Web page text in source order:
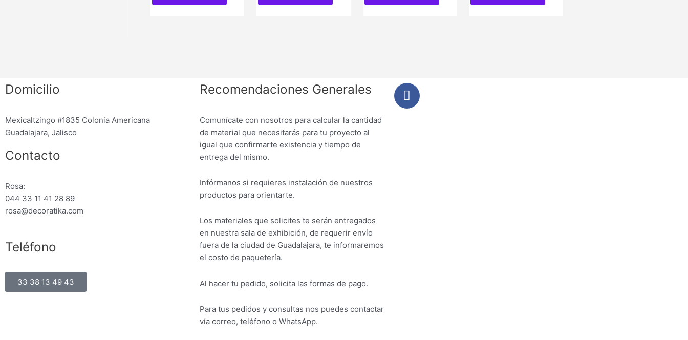
Domicilio
Mexicaltzingo #1835 Colonia Americana
Guadalajara, Jalisco
Contacto
Rosa:
044 33 11 41 28 89
rosa@decoratika.com
Teléfono
33 38 13 49 43
Recomendaciones Generales
Comunícate con nosotros para calcular la cantidad
de material que necesitarás para tu proyecto al
igual que confirmarte existencia y tiempo de
entrega del mismo.
Infórmanos si requieres instalación de nuestros
productos para orientarte.
Los materiales que solicites te serán entregados
en nuestra sala de exhibición, de requerir envío
fuera de la ciudad de Guadalajara, te informaremos
el costo de paquetería.
Al hacer tu pedido, solicita las formas de pago.
Para tus pedidos y consultas nos puedes contactar
vía correo, teléfono o WhatsApp.